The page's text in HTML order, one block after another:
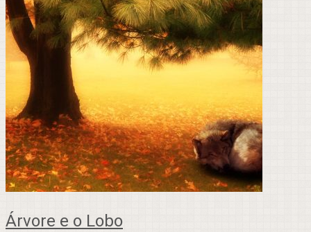
Árvore e o Lobo